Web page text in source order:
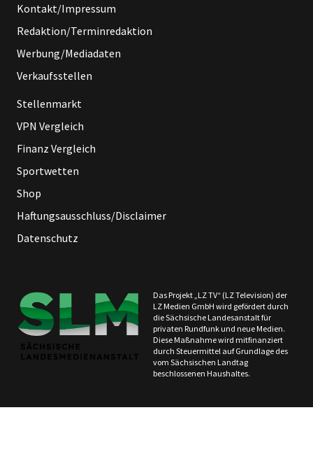
Kontakt/Impressum
Redaktion/Terminredaktion
Werbung/Mediadaten
Verkaufsstellen
Stellenmarkt
VPN Vergleich
Finanz Vergleich
Sportwetten
Shop
Haftungsausschluss/Disclaimer
Datenschutz
Das Projekt „LZ TV“ (LZ Television) der
LZ Medien GmbH wird gefördert durch
die Sächsische Landesanstalt für
privaten Rundfunk und neue Medien.
Diese Maßnahme wird mitfinanziert
durch Steuermittel auf Grundlage des
vom Sächsischen Landtag
beschlossenen Haushaltes.